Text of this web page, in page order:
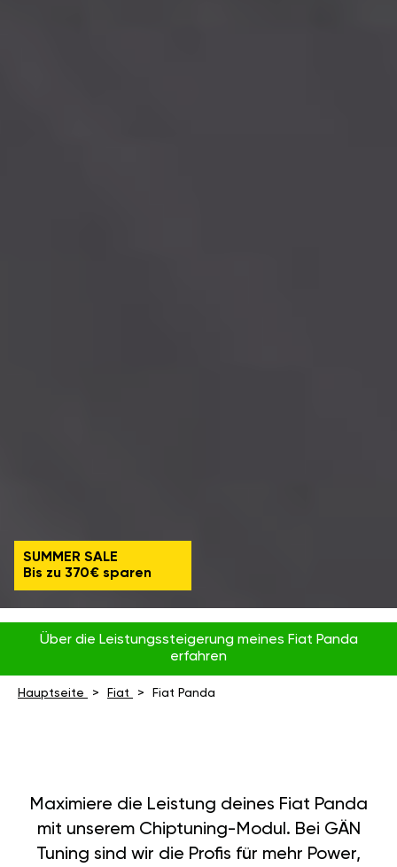
SUMMER SALE
Bis zu 370€ sparen
Über die Leistungssteigerung meines Fiat Panda
erfahren
Hauptseite Fiat Fiat Panda
Maximiere die Leistung deines Fiat Panda
mit unserem Chiptuning-Modul. Bei GÄN
Tuning sind wir die Profis für mehr Power,